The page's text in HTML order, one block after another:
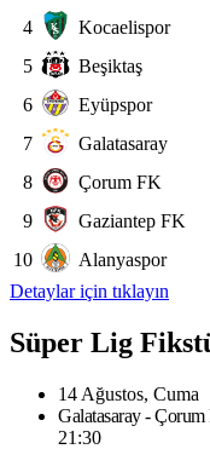
4
Kocaelispor
5
Beşiktaş
6
Eyüpspor
7
Galatasaray
8
Çorum FK
9
Gaziantep FK
10
Alanyaspor
Detaylar için tıklayın
Süper Lig
14 Ağustos, Cuma
Galatasaray -
21:30